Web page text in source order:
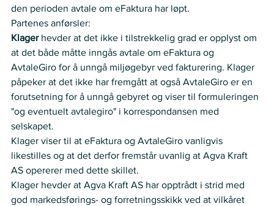
den perioden avtale om eFaktura har løpt.
Partenes anførsler:
Klager hevder at det ikke i tilstrekkelig grad er opplyst om
at det både måtte inngås avtale om eFaktura og
AvtaleGiro for å unngå miljøgebyr ved fakturering. Klager
påpeker at det ikke har fremgått at også AvtaleGiro er en
forutsetning for å unngå gebyret og viser til formuleringen
"og eventuelt avtalegiro" i korrespondansen med
selskapet.
Klager viser til at eFaktura og AvtaleGiro vanligvis
likestilles og at det derfor fremstår uvanlig at Agva Kraft
AS opererer med dette skillet.
Klager hevder at Agva Kraft AS har opptrådt i strid med
god markedsførings- og forretningsskikk ved at vilkåret